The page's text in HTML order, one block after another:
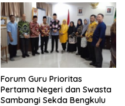
Forum Guru Prioritas
Pertama Negeri dan Swasta
Sambangi Sekda Bengkulu